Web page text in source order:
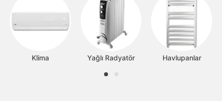
Klima Yağlı Radyatör Havlupanlar